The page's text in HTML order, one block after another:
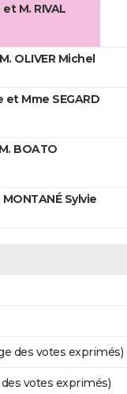
M. RIVAL
OLIVER Michel
et Mme SEGARD
BOATO
Sylvie
des votes exprimés)
votes exprimés)